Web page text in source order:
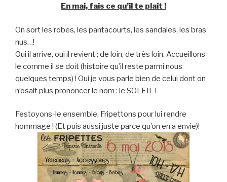
En mai, fais ce qu’il te plaît !
On sort les robes, les pantacourts, les sandales, les bras
nus…!
Oui il arrive, oui il revient ; de loin, de très loin. Accueillons-
le comme il se doit (histoire qu’il reste parmi nous
quelques temps) ! Oui je vous parle bien de celui dont on
n’osait plus prononcer le nom : le SOLEIL !
Festoyons-le ensemble, Fripettons pour lui rendre
hommage ! (Et puis aussi juste parce qu’on en a envie)!